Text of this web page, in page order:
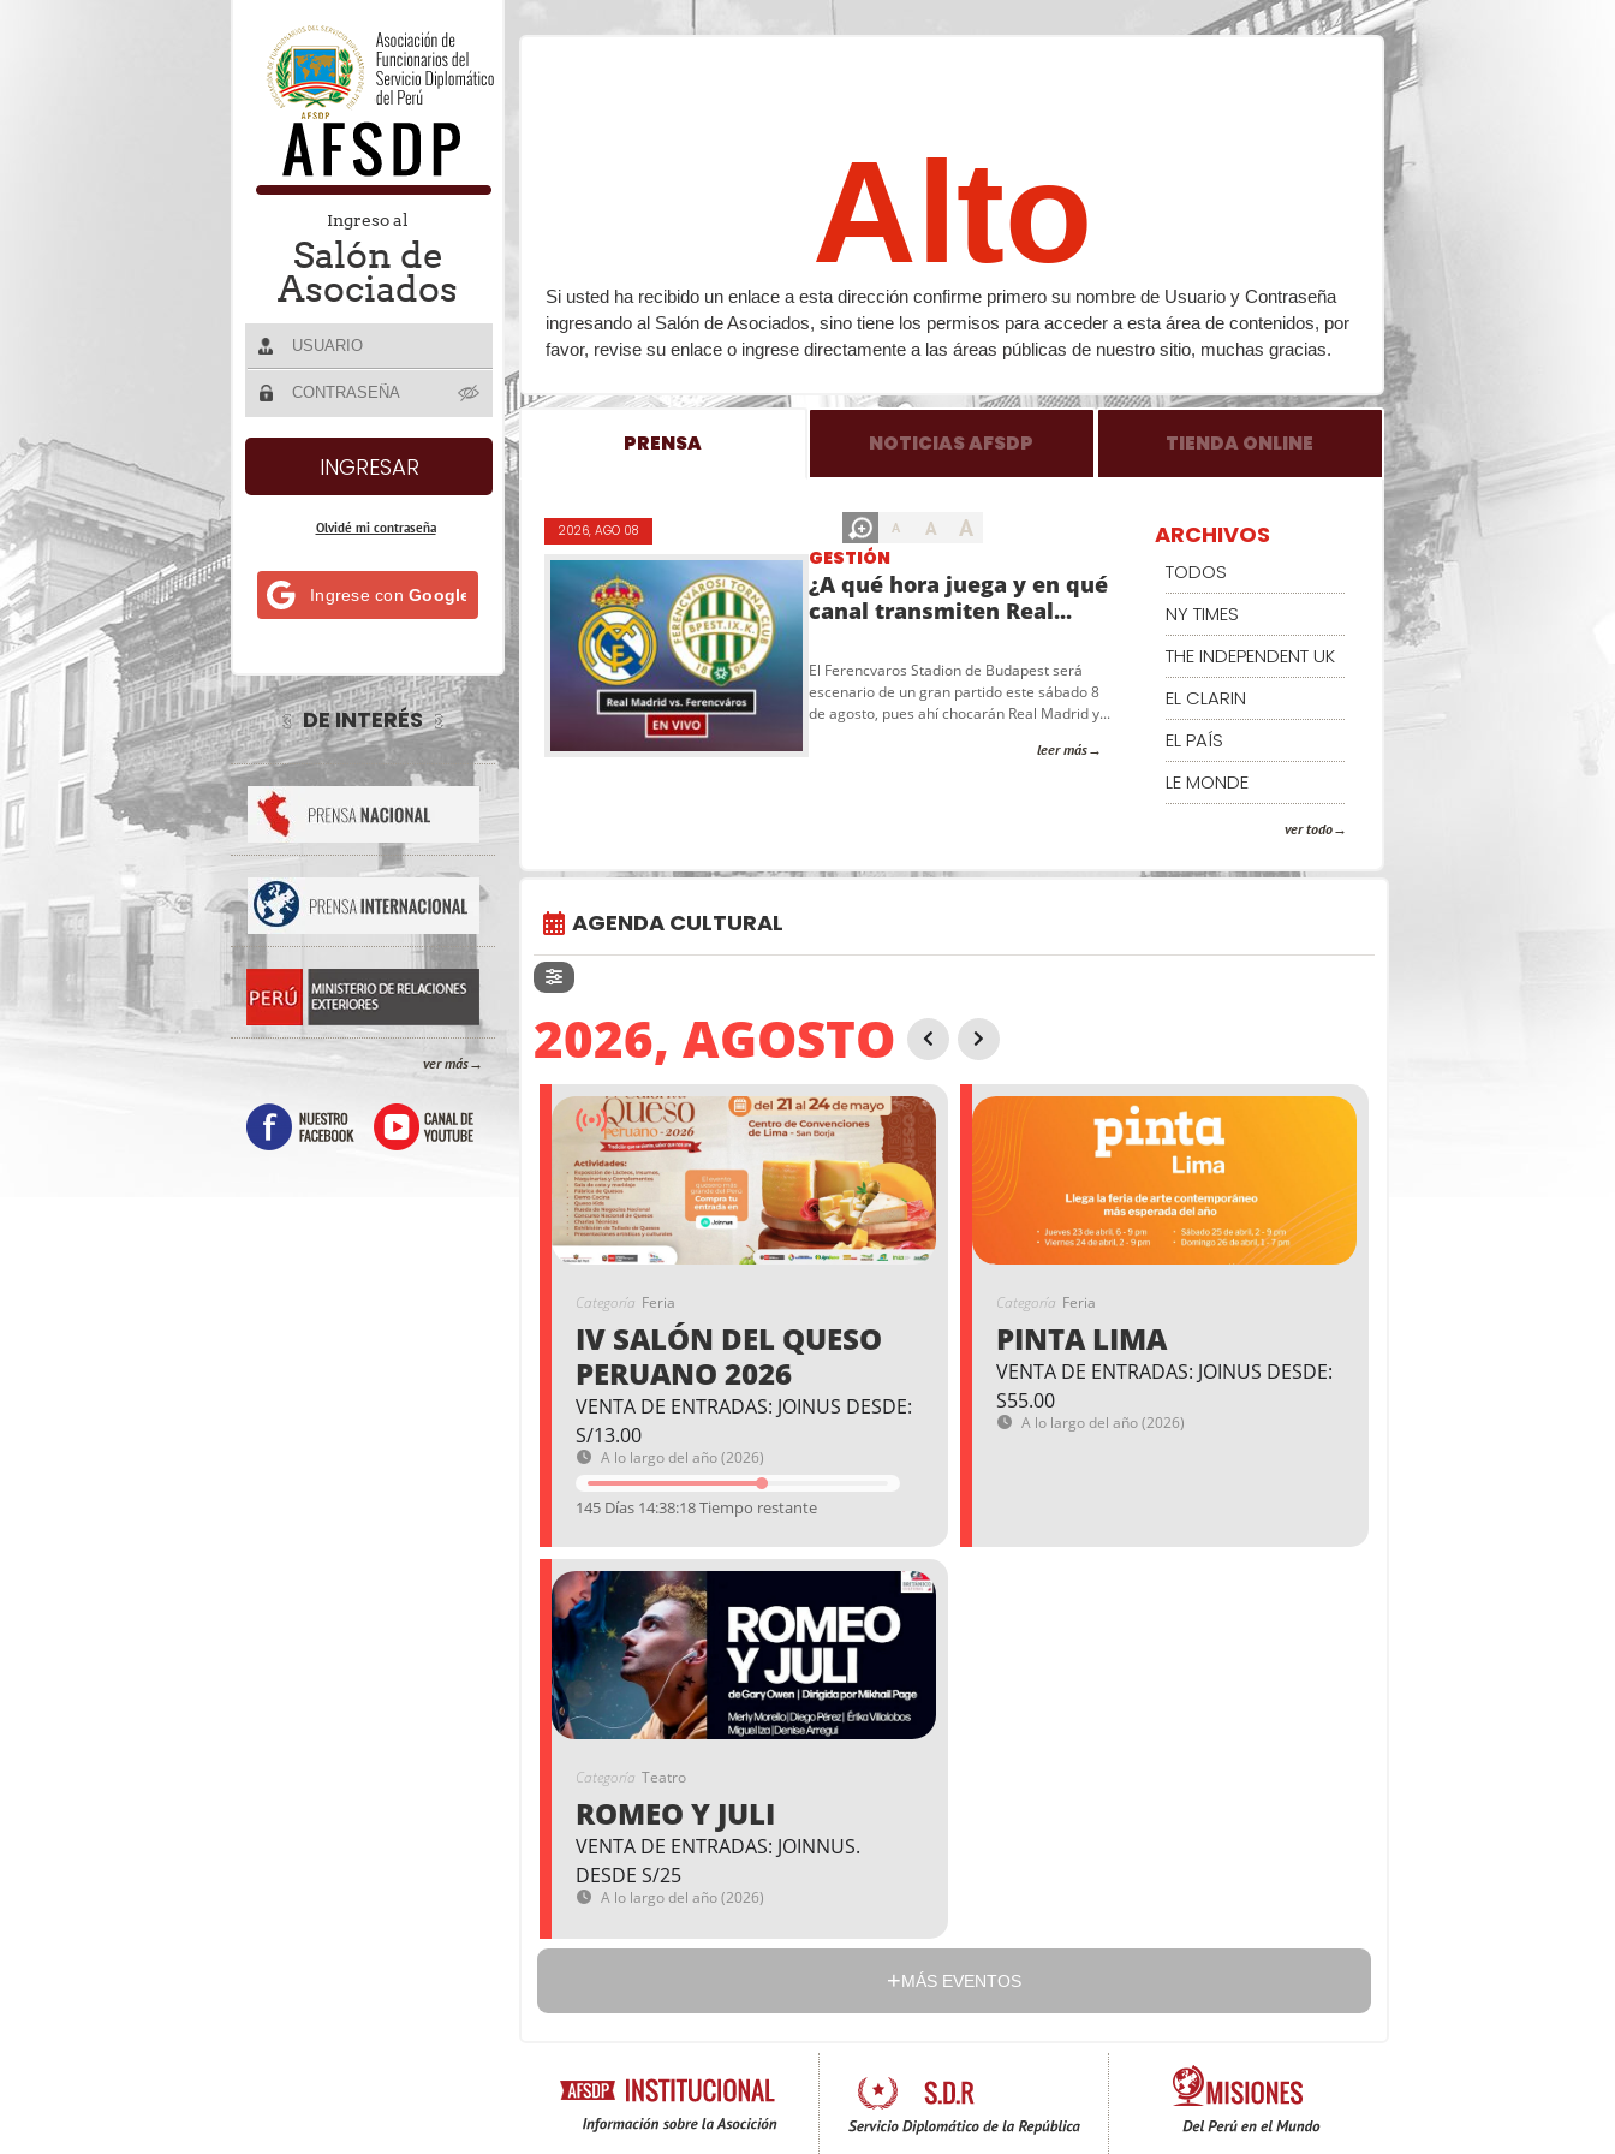
Ingreso al
Salón de
Asociados
Olvidé mi contraseña
Ingrese con Google
DE INTERÉS
ver más
Alto
Si usted ha recibido un enlace a esta dirección confirme primero su nombre de Usuario y Contraseña
ingresando al Salón de Asociados, sino tiene los permisos para acceder a esta área de contenidos, por
favor, revise su enlace o ingrese directamente a las áreas públicas de nuestro sitio, muchas gracias.
PRENSA NOTICIAS AFSDP TIENDA ONLINE
A A A
2026, AGO 08
GESTIÓN
¿A qué hora juega y en qué
canal transmiten Real...
El Ferencvaros Stadion de Budapest será
escenario de un gran partido este sábado 8
de agosto, pues ahí chocarán Real Madrid y...
leer más
ARCHIVOS
TODOS
NY TIMES
THE INDEPENDENT UK
EL CLARIN
EL PAÍS
LE MONDE
ver todo
AGENDA CULTURAL
2026, AGOSTO
Categoría Feria
IV SALÓN DEL QUESO
PERUANO 2026
VENTA DE ENTRADAS: JOINUS DESDE:
S/13.00
A lo largo del año (2026)
145 Días 14:38:17 Tiempo restante
Categoría Feria
PINTA LIMA
VENTA DE ENTRADAS: JOINUS DESDE:
S55.00
A lo largo del año (2026)
Categoría Teatro
ROMEO Y JULI
VENTA DE ENTRADAS: JOINNUS.
DESDE S/25
A lo largo del año (2026)
MÁS EVENTOS